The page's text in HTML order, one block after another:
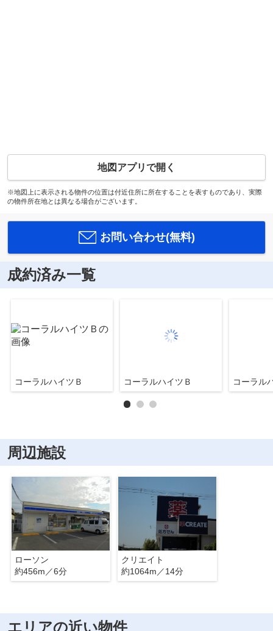
地図アプリで開く
※地図上に表示される物件の位置は付近住所に所在することを表すものであり、実際
の物件所在地とは異なる場合がございます。
お問い合わせ(無料)
成約済み一覧
コーラルハイツＢ コーラルハイツＢ コーラル
周辺施設
ローソン
約456m／6分
クリエイト
約1064m／14分
エリアの近い物件